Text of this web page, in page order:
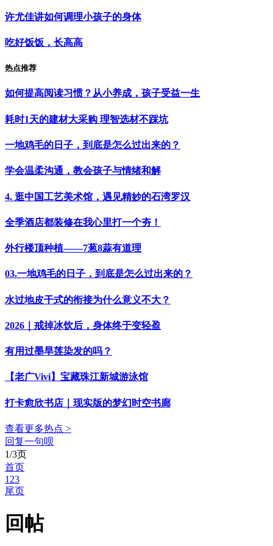
许尤佳讲如何调理小孩子的身体
吃好饭饭，长高高
热点推荐
如何提高阅读习惯？从小养成，孩子受益一生
耗时1天的建材大采购 理智选材不踩坑
一地鸡毛的日子，到底是怎么过出来的？
学会温柔沟通，教会孩子与情绪和解
4. 逛中国工艺美术馆，遇见精妙的石湾罗汉
全季酒店都装修在我心里打一个夯！
外行楼顶种植——7葱8蒜有道理
03.一地鸡毛的日子，到底是怎么过出来的？
水过地皮干式的衔接为什么意义不大？
2026｜戒掉冰饮后，身体终于变轻盈
有用过墨旱莲染发的吗？
【老广Vivi】宝藏珠江新城游泳馆
打卡愈欣书店｜现实版的梦幻时空书廊
查看更多热点 >
回复一句呗
1/3页
首页
1 23
尾页
回帖